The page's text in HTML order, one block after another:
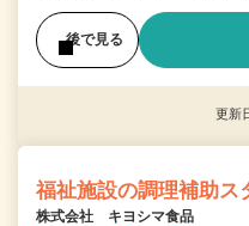
後で見る
更新
福祉施設の調理補助ス
株式会社 キヨシマ食品